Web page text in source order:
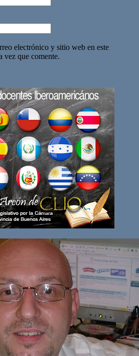
electrónico y sitio web en este
vez que comente.